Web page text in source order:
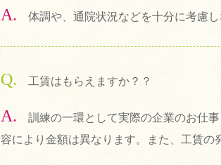
A. 体調や、通院状況などを十分に考慮
Q. 工賃はもらえますか？？
A.
訓練の一環として実際の企業のお仕
容により金額は異なります。また、工賃の